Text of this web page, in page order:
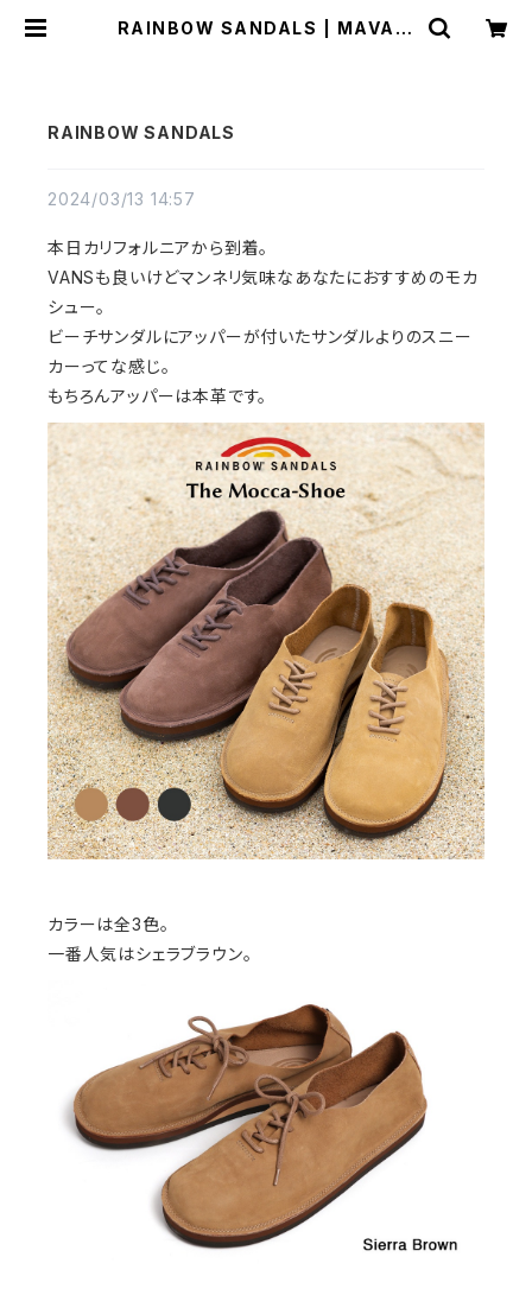
RAINBOW SANDALS | MAVAZI
RAINBOW SANDALS
2024/03/13 14:57
本日カリフォルニアから到着。
VANSも良いけどマンネリ気味なあなたにおすすめのモカ
シュー。
ビーチサンダルにアッパーが付いたサンダルよりのスニー
カーってな感じ。
もちろんアッパーは本革です。
カラーは全3色。
一番人気はシェラブラウン。